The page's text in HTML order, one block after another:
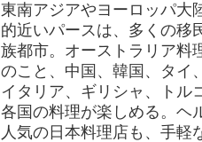
東南アジアやヨーロッパ大
的近いパースは、多くの移
族都市。オーストラリア料
のこと、中国、韓国、タイ
イタリア、ギリシャ、トル
各国の料理が楽しめる。ヘ
人気の日本料理店も、手軽